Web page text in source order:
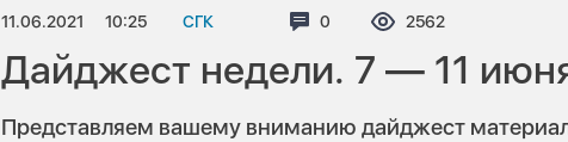
11.06.2021 10:25 СГК Комментариев:
0 Просмотров:
2562
Дайджест недели. 7 — 11
Представляем вашему вниманию дайджест